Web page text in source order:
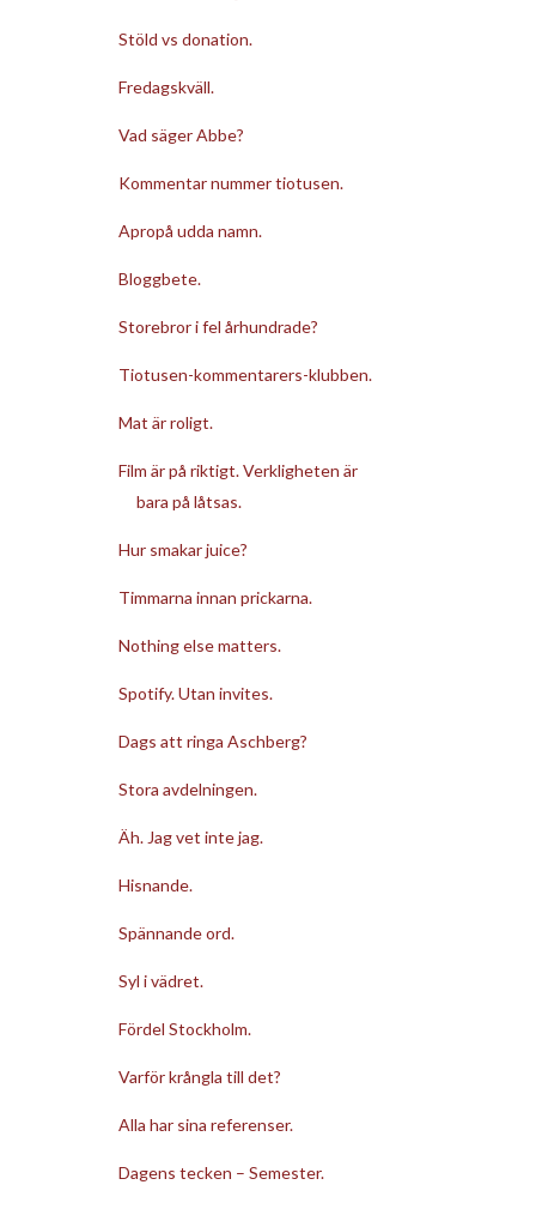
Stöld vs donation.
Fredagskväll.
Vad säger Abbe?
Kommentar nummer tiotusen.
Apropå udda namn.
Bloggbete.
Storebror i fel århundrade?
Tiotusen-kommentarers-klubben.
Mat är roligt.
Film är på riktigt. Verkligheten är
bara på låtsas.
Hur smakar juice?
Timmarna innan prickarna.
Nothing else matters.
Spotify. Utan invites.
Dags att ringa Aschberg?
Stora avdelningen.
Äh. Jag vet inte jag.
Hisnande.
Spännande ord.
Syl i vädret.
Fördel Stockholm.
Varför krångla till det?
Alla har sina referenser.
Dagens tecken – Semester.